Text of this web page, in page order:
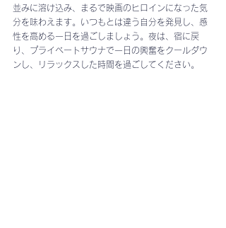
並みに溶け込み、まるで映画のヒロインになった気
分を味わえます。いつもとは違う自分を発見し、感
性を高める一日を過ごしましょう。夜は、宿に戻
り、プライベートサウナで一日の興奮をクールダウ
ンし、リラックスした時間を過ごしてください。